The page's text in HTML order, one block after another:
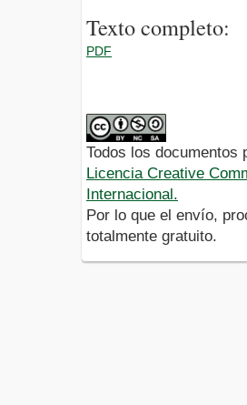
Texto completo:
PDF
Todos los documentos
Licencia Creative
Internacional.
Por lo que el envío,
totalmente gratuito.